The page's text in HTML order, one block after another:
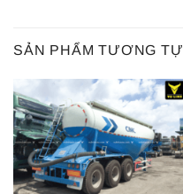
SẢN PHẨM TƯƠNG TỰ